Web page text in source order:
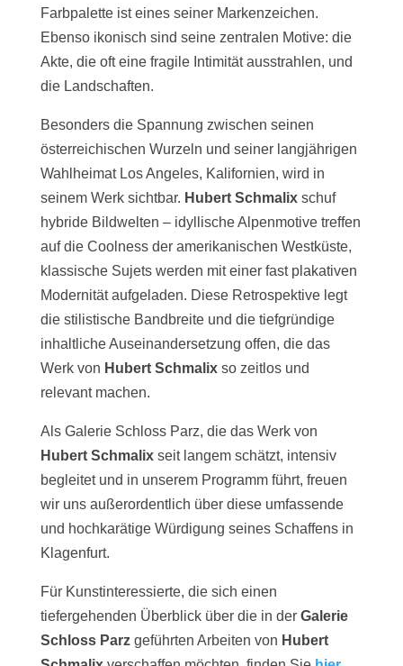
Farbpalette ist eines seiner Markenzeichen.
Ebenso ikonisch sind seine zentralen Motive: die
Akte, die oft eine fragile Intimität ausstrahlen, und
die Landschaften.
Besonders die Spannung zwischen seinen
österreichischen Wurzeln und seiner langjährigen
Wahlheimat Los Angeles, Kalifornien, wird in
seinem Werk sichtbar. Hubert Schmalixschuf
hybride Bildwelten – idyllische Alpenmotive treffen
auf die Coolness der amerikanischen Westküste,
klassische Sujets werden mit einer fast plakativen
Modernität aufgeladen. Diese Retrospektive legt
die stilistische Bandbreite und die tiefgründige
inhaltliche Auseinandersetzung offen, die das
Werk von Hubert Schmalixso zeitlos und
relevant machen.
Als Galerie Schloss Parz, die das Werk von
Hubert Schmalixseit langem schätzt, intensiv
begleitet und in unserem Programm führt, freuen
wir uns außerordentlich über diese umfassende
und hochkarätige Würdigung seines Schaffens in
Klagenfurt.
Für Kunstinteressierte, die sich einen
tiefergehenden Überblick über die in der Galerie
Schloss Parzgeführten Arbeiten von Hubert